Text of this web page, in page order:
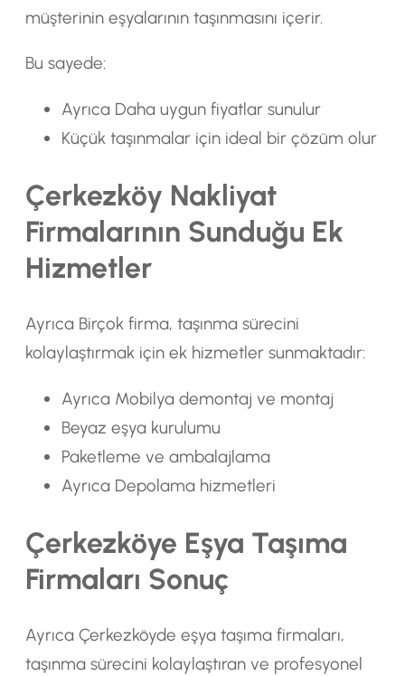
müşterinin eşyalarının taşınmasını içerir.
Bu sayede:
Ayrıca Daha uygun fiyatlar sunulur
Küçük taşınmalar için ideal bir çözüm olur
Çerkezköy Nakliyat
Firmalarının Sunduğu Ek
Hizmetler
Ayrıca Birçok firma, taşınma sürecini
kolaylaştırmak için ek hizmetler sunmaktadır:
Ayrıca Mobilya demontaj ve montaj
Beyaz eşya kurulumu
Paketleme ve ambalajlama
Ayrıca Depolama hizmetleri
Çerkezköye Eşya Taşıma
Firmaları Sonuç
Ayrıca Çerkezköyde eşya taşıma firmaları,
taşınma sürecini kolaylaştıran ve profesyonel